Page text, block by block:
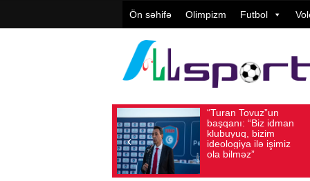
Ön səhifə Olimpizm Futbol
başqanı: “Biz idman
klubuyuq, bizim
ideologiya ilə işimiz
ola bilməz”
Avqust 05, 2026